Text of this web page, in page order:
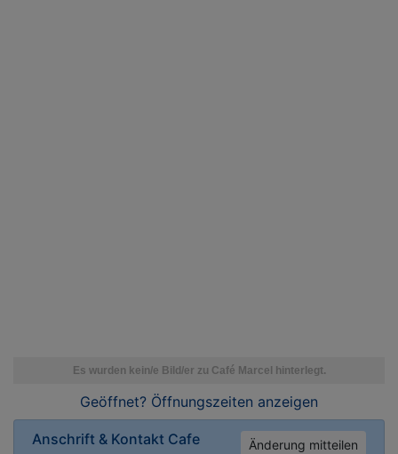
Geöffnet? Öffnungszeiten anzeigen
Anschrift & Kontakt Cafe Änderung mitteilen